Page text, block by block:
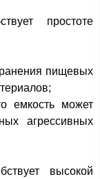
простоте
пищевых
емкость может
агрессивных
высокой